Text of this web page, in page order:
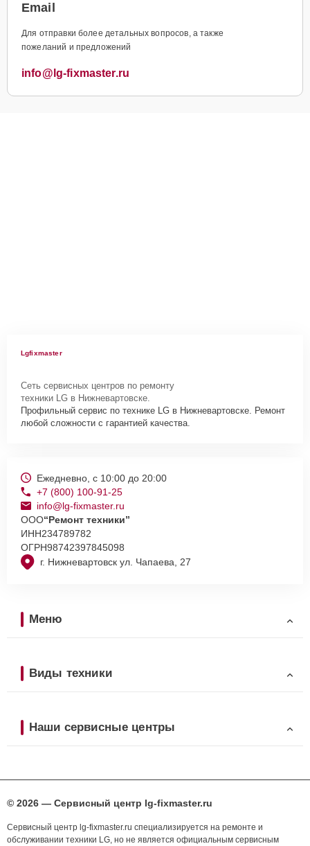
Email
Для отправки более детальных вопросов, а также
пожеланий и предложений
info@lg-fixmaster.ru
Lgfixmaster
Сеть сервисных центров по ремонту
техники LG в Нижневартовске.
Профильный сервис по технике LG в Нижневартовске. Ремонт
любой сложности с гарантией качества.
г. Нижневартовск ул. Чапаева, 27
Ежедневно, с 10:00 до 20:00
+7 (800) 100-91-25
info@lg-fixmaster.ru
ООО“Ремонт техники”
ИНН234789782
ОГРН98742397845098
Меню
Виды техники
Наши сервисные центры
© 2026 — Сервисный центр lg-fixmaster.ru
Сервисный центр lg-fixmaster.ru специализируется на ремонте и
обслуживании техники LG, но не является официальным сервисным